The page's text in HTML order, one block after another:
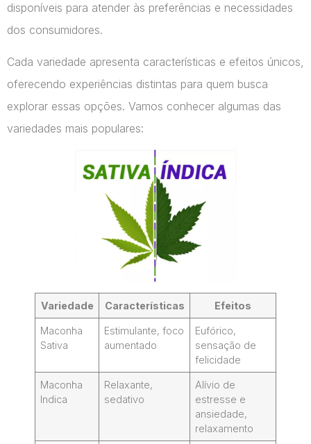
disponíveis para atender às preferências e necessidades
dos consumidores.
Cada variedade apresenta características e efeitos únicos,
oferecendo experiências distintas para quem busca
explorar essas opções. Vamos conhecer algumas das
variedades mais populares:
Variedade Características Efeitos
Maconha
Sativa
Estimulante, foco
aumentado
Eufórico,
sensação de
felicidade
Maconha
Indica
Relaxante,
sedativo
Alívio de
estresse e
ansiedade,
relaxamento